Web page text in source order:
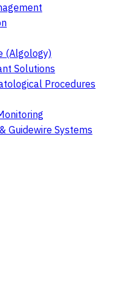
(Algology)
Solutions
Procedures
Guidewire Systems